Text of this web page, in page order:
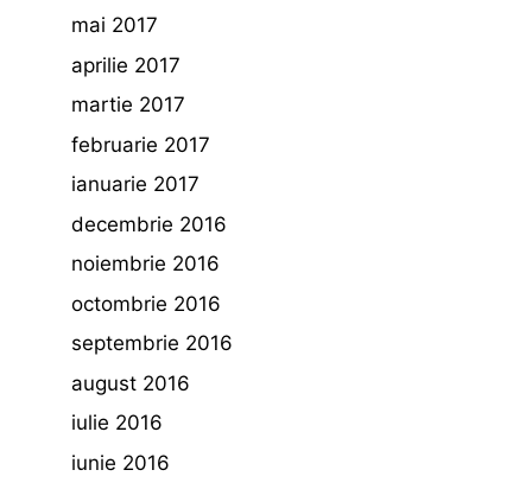
mai 2017
aprilie 2017
martie 2017
februarie 2017
ianuarie 2017
decembrie 2016
noiembrie 2016
octombrie 2016
septembrie 2016
august 2016
iulie 2016
iunie 2016